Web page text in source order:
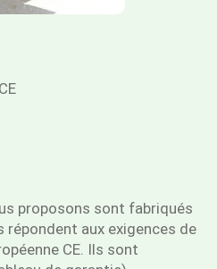
proposons sont fabriqués
répondent aux exigences de
CE. Ils sont